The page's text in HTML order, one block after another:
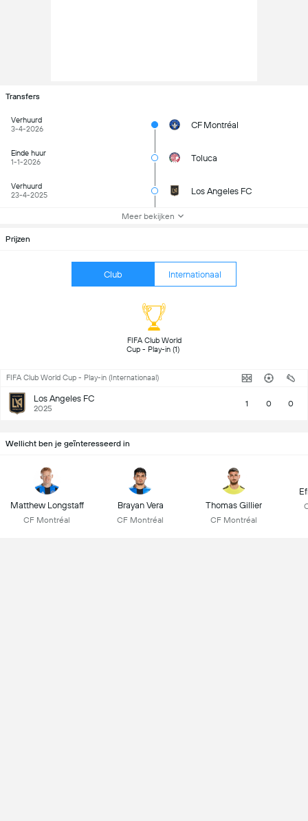
Transfers
Verhuurd
3-4-2026
CF Montréal
Einde huur
1-1-2026
Toluca
Verhuurd
23-4-2025
Los Angeles FC
Meer bekijken
Prijzen
Club Internationaal
FIFA Club World
FIFA Club World Cup - Play-in (Internationaal)
Los Angeles FC
2025 1 0 0
Wellicht ben je geïnteresseerd in
Matthew Longstaff
CF Montréal
Brayan Vera
CF Montréal
Thomas Gillier
CF Montréal